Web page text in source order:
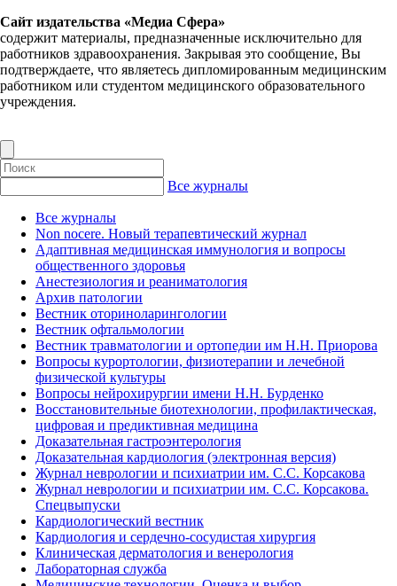
Сайт издательства «Медиа Сфера»
содержит материалы, предназначенные исключительно для
работников здравоохранения. Закрывая это сообщение, Вы
подтверждаете, что являетесь дипломированным медицинским
работником или студентом медицинского образовательного
учреждения.
Все журналы
Все журналы
Non nocere. Новый терапевтический журнал
Адаптивная медицинская иммунология и вопросы
общественного здоровья
Анестезиология и реаниматология
Архив патологии
Вестник оториноларингологии
Вестник офтальмологии
Вестник травматологии и ортопедии им Н.Н. Приорова
Вопросы курортологии, физиотерапии и лечебной
физической культуры
Вопросы нейрохирургии имени Н.Н. Бурденко
Восстановительные биотехнологии, профилактическая,
цифровая и предиктивная медицина
Доказательная гастроэнтерология
Доказательная кардиология (электронная версия)
Журнал неврологии и психиатрии им. С.С. Корсакова
Журнал неврологии и психиатрии им. С.С. Корсакова.
Спецвыпуски
Кардиологический вестник
Кардиология и сердечно-сосудистая хирургия
Клиническая дерматология и венерология
Лабораторная служба